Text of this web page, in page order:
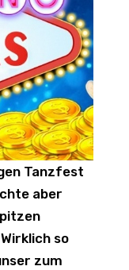
Tanzfest
aber
so
zum